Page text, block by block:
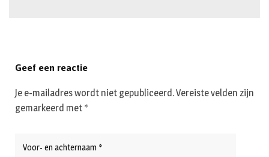
Geef een reactie
Je e-mailadres wordt niet gepubliceerd.Vereiste velden zijn
gemarkeerd met *